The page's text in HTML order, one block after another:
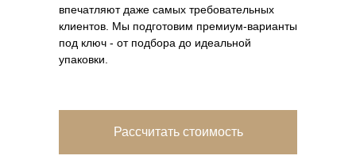
впечатляют даже самых требовательных
клиентов. Мы подготовим премиум-варианты
под ключ - от подбора до идеальной
упаковки.
Рассчитать стоимость